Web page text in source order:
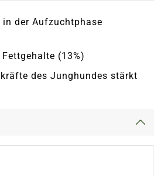
in der Aufzuchtphase
(13%)
des Junghundes stärkt